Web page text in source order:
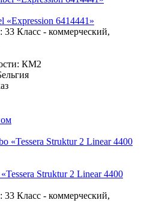
«Expression 6414441»
33 Класс - коммерческий,
КМ2
Struktur 2 Linear 4400
33 Класс - коммерческий,